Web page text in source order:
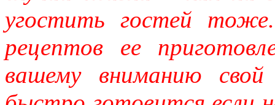
угостить гостей
рецептов ее
вашему вниманию